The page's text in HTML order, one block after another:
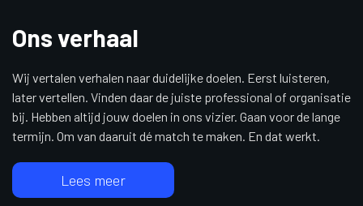
Ons verhaal
Wij vertalen verhalen naar duidelijke doelen. Eerst luisteren,
later vertellen. Vinden daar de juiste professional of organisatie
bij. Hebben altijd jouw doelen in ons vizier. Gaan voor de lange
termijn. Om van daaruit dé match te maken. En dat werkt.
Lees meer